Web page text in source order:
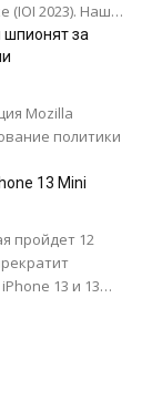
(IOI 2023). Наши
за
Mozilla
политики
автомобили
Они
о...
13 Mini
пройдет 12
13 и 13